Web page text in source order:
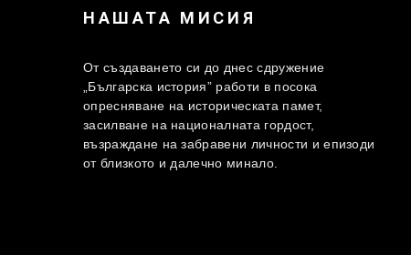
НАШАТА МИСИЯ
От създаването си до днес сдружение
„Българска история” работи в посока
опресняване на историческата памет,
засилване на националната гордост,
възраждане на забравени личности и епизоди
от близкото и далечно минало.